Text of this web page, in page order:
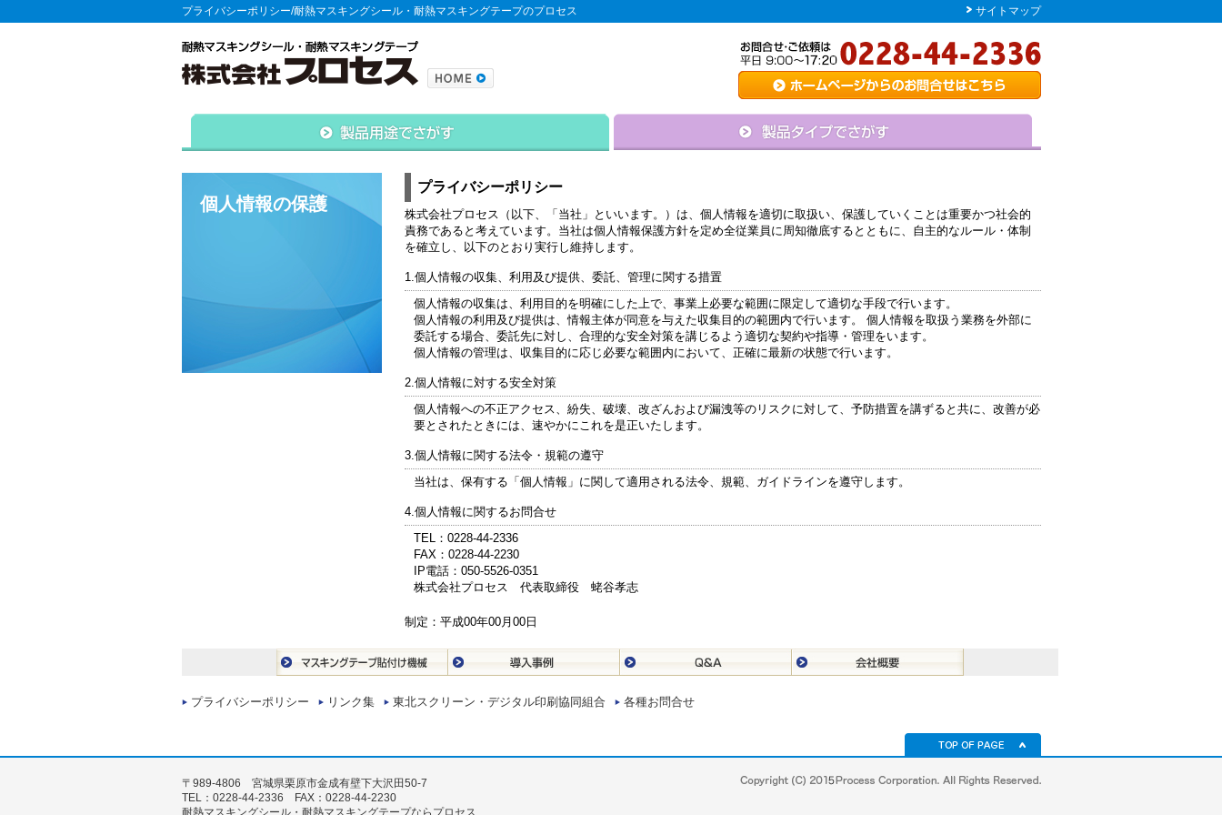
プライバシーポリシー/耐熱マスキングシール・耐熱マスキングテープのプロセス サイトマップ
個人情報の保護
プライバシーポリシー
株式会社プロセス（以下、「当社」といいます。）は、個人情報を適切に取扱い、保護していくことは重要かつ社会的
責務であると考えています。当社は個人情報保護方針を定め全従業員に周知徹底するとともに、自主的なルール・体制
を確立し、以下のとおり実行し維持します。
1.個人情報の収集、利用及び提供、委託、管理に関する措置
個人情報の収集は、利用目的を明確にした上で、事業上必要な範囲に限定して適切な手段で行います。
個人情報の利用及び提供は、情報主体が同意を与えた収集目的の範囲内で行います。 個人情報を取扱う業務を外部に
委託する場合、委託先に対し、合理的な安全対策を講じるよう適切な契約や指導・管理をいます。
個人情報の管理は、収集目的に応じ必要な範囲内において、正確に最新の状態で行います。
2.個人情報に対する安全対策
個人情報への不正アクセス、紛失、破壊、改ざんおよび漏洩等のリスクに対して、予防措置を講ずると共に、改善が必
要とされたときには、速やかにこれを是正いたします。
3.個人情報に関する法令・規範の遵守
当社は、保有する「個人情報」に関して適用される法令、規範、ガイドラインを遵守します。
4.個人情報に関するお問合せ
TEL：0228-44-2336
FAX：0228-44-2230
IP電話：050-5526-0351
株式会社プロセス 代表取締役 蛯谷孝志
制定：平成00年00月00日
プライバシーポリシー リンク集 東北スクリーン・デジタル印刷協同組合 各種お問合せ
〒989-4806 宮城県栗原市金成有壁下大沢田50-7
TEL：0228-44-2336 FAX：0228-44-2230
耐熱マスキングシール・耐熱マスキングテープならプロセス